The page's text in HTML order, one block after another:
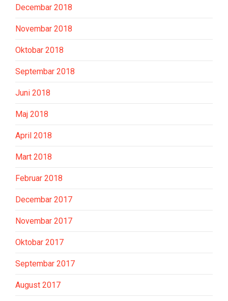
Decembar 2018
Novembar 2018
Oktobar 2018
Septembar 2018
Juni 2018
Maj 2018
April 2018
Mart 2018
Februar 2018
Decembar 2017
Novembar 2017
Oktobar 2017
Septembar 2017
August 2017